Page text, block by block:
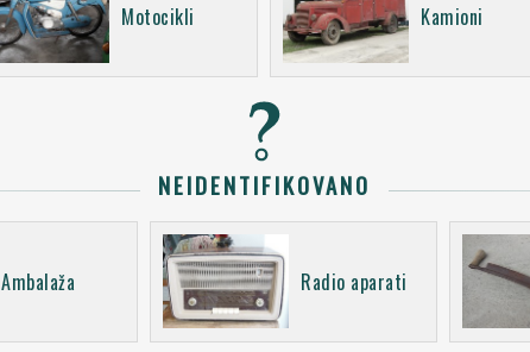
Motocikli Kamioni
NEIDENTIFIKOVANO
Ambalaža Radio aparati